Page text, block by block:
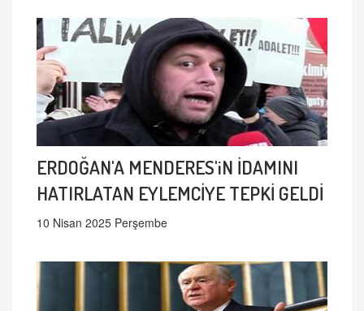
ERDOĞAN'A MENDERES'iN İDAMINI
HATIRLATAN EYLEMCİYE TEPKİ GELDİ
10 Nisan 2025 Perşembe